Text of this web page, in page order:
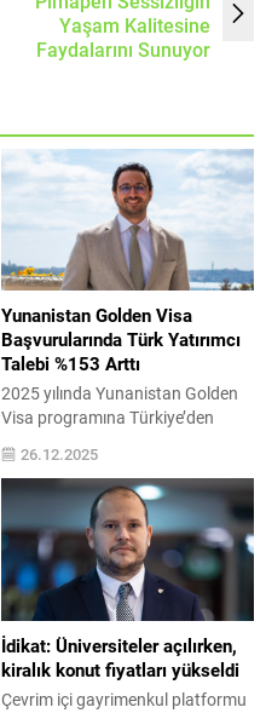
Yaşam Kalitesine
Faydalarını Sunuyor
Yunanistan Golden Visa
Başvurularında Türk Yatırımcı
Talebi %153 Arttı
2025 yılında Yunanistan Golden
Visa programına Türkiye’den
yapılan başvurular %153 artarak
rekor seviyeye ulaştı. Avrupa
genelinde yatırım yoluyla oturum
programlarının daraldığı bir
dönemde, Yunanistan 2026’ya
güçlü taleple giriyor. Avrupa
genelinde Golden Visa
programları kısıtlanırken,
Yunanistan 2025 yılında özellikle
Türkiye’deki yatırımcılar açısından
dikkat çekici bir artış yaşadı.
Oturum izniyle birlikte Avrupa...
26.12.2025
İdikat: Üniversiteler açılırken,
kiralık konut fiyatları yükseldi
Çevrim içi gayrimenkul platformu